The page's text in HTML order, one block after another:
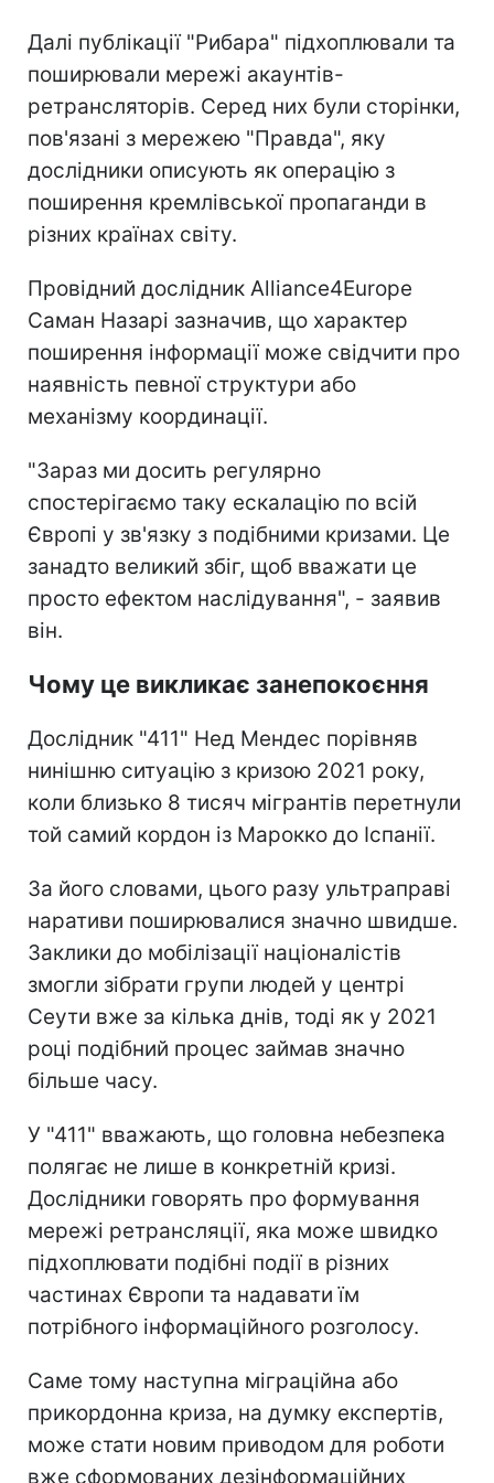
Далі публікації "Рибара" підхоплювали та
поширювали мережі акаунтів-
ретрансляторів. Серед них були сторінки,
пов'язані з мережею "Правда", яку
дослідники описують як операцію з
поширення кремлівської пропаганди в
різних країнах світу.
Провідний дослідник Alliance4Europe
Саман Назарі зазначив, що характер
поширення інформації може свідчити про
наявність певної структури або
механізму координації.
"Зараз ми досить регулярно
спостерігаємо таку ескалацію по всій
Європі у зв'язку з подібними кризами. Це
занадто великий збіг, щоб вважати це
просто ефектом наслідування", - заявив
він.
Чому це викликає занепокоєння
Дослідник "411" Нед Мендес порівняв
нинішню ситуацію з кризою 2021 року,
коли близько 8 тисяч мігрантів перетнули
той самий кордон із Марокко до Іспанії.
За його словами, цього разу ультраправі
наративи поширювалися значно швидше.
Заклики до мобілізації націоналістів
змогли зібрати групи людей у центрі
Сеути вже за кілька днів, тоді як у 2021
році подібний процес займав значно
більше часу.
У "411" вважають, що головна небезпека
полягає не лише в конкретній кризі.
Дослідники говорять про формування
мережі ретрансляції, яка може швидко
підхоплювати подібні події в різних
частинах Європи та надавати їм
потрібного інформаційного розголосу.
Саме тому наступна міграційна або
прикордонна криза, на думку експертів,
може стати новим приводом для роботи
вже сформованих дезінформаційних